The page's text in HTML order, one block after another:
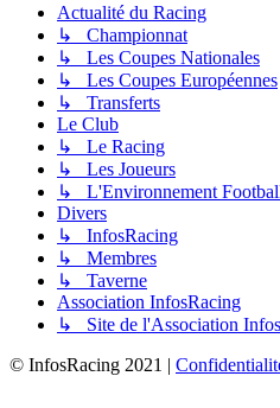
Actualité du Racing
↳ Championnat
↳ Les Coupes Nationales
↳ Les Coupes Européennes
↳ Transferts
Le Club
↳ Le Racing
↳ Les Joueurs
↳ L'Environnement
Divers
↳ InfosRacing
↳ Membres
↳ Taverne
Association InfosRacing
↳ Site de l'Association
© InfosRacing 2021 |